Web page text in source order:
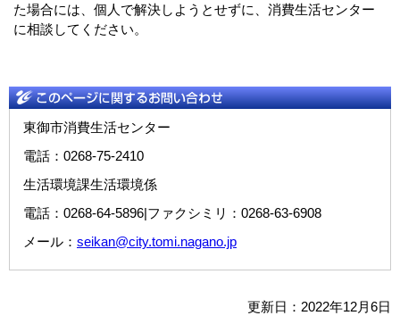
た場合には、個人で解決しようとせずに、消費生活センター
に相談してください。
東御市消費生活センター
電話：0268-75-2410
生活環境課生活環境係
電話：0268-64-5896|ファクシミリ：0268-63-6908
メール： seikan@city.tomi.nagano.jp
更新日：2022年12月6日